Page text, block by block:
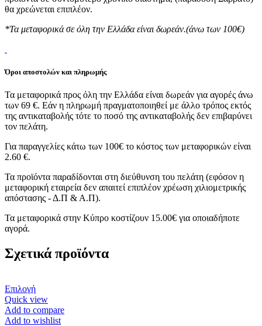
θα χρεώνεται επιπλέον.
*Τα μεταφορικά σε όλη την Ελλάδα είναι δωρεάν.(άνω των 100€)
Όροι αποστολών και πληρωμής
Τα μεταφορικά προς όλη την Ελλάδα είναι δωρεάν για αγορές άνω
των 69 €. Εάν η πληρωμή πραγματοποιηθεί με άλλο τρόπος εκτός
της αντικαταβολής τότε το ποσό της αντικαταβολής δεν επιβαρύνει
τον πελάτη.
Για παραγγελίες κάτω των 100€ το κόστος των μεταφορικών είναι
2.60 €.
Τα προϊόντα παραδίδονται στη διεύθυνση του πελάτη (εφόσον η
μεταφορική εταιρεία δεν απαιτεί επιπλέον χρέωση χιλιομετρικής
απόστασης - Δ.Π & Α.Π).
Τα μεταφορικά στην Κύπρο κοστίζουν 15.00€ για οποιαδήποτε
αγορά.
Σχετικά προϊόντα
ΕπιλογήΑυτό
το
προϊόν
έχει
Quick view
Add to compare
Add to wishlist